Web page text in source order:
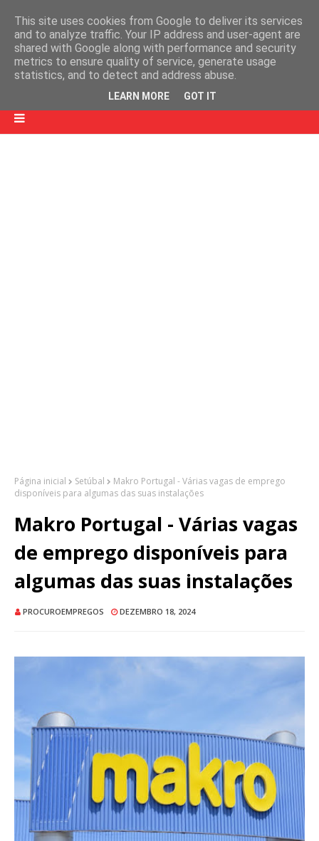
Página inicial Setúbal
Makro Portugal - Várias vagas de emprego
disponíveis para algumas das suas instalações
Makro Portugal - Várias vagas
de emprego disponíveis para
algumas das suas instalações
PROCUROEMPREGOS DEZEMBRO 18, 2024
This site uses cookies from Google to deliver its services
and to analyze traffic. Your IP address and user-agent are
shared with Google along with performance and security
metrics to ensure quality of service, generate usage
statistics, and to detect and address abuse.
LEARN MORE GOT IT